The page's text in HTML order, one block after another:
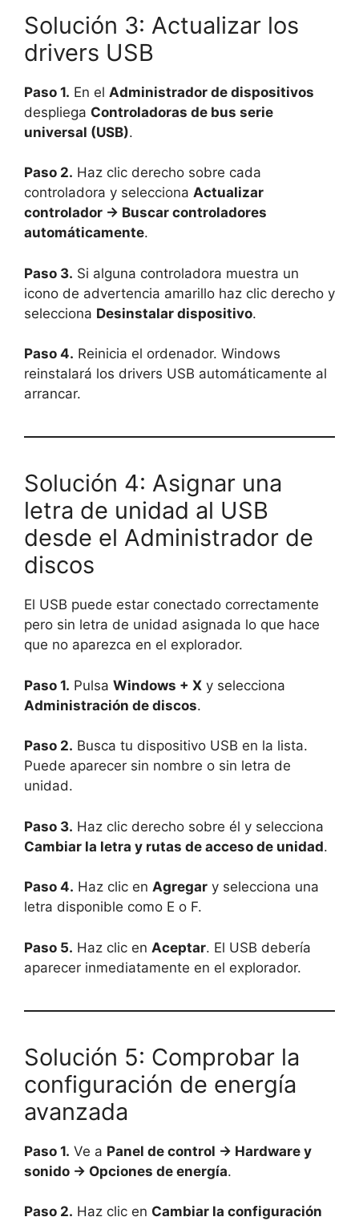
Solución 3: Actualizar los
drivers USB
Paso 1. En el Administrador de dispositivos
despliega Controladoras de bus serie
universal (USB).
Paso 2. Haz clic derecho sobre cada
controladora y selecciona Actualizar
controlador → Buscar controladores
automáticamente.
Paso 3. Si alguna controladora muestra un
icono de advertencia amarillo haz clic derecho y
selecciona Desinstalar dispositivo.
Paso 4. Reinicia el ordenador. Windows
reinstalará los drivers USB automáticamente al
arrancar.
Solución 4: Asignar una
letra de unidad al USB
desde el Administrador de
discos
El USB puede estar conectado correctamente
pero sin letra de unidad asignada lo que hace
que no aparezca en el explorador.
Paso 1. Pulsa Windows + X y selecciona
Administración de discos.
Paso 2. Busca tu dispositivo USB en la lista.
Puede aparecer sin nombre o sin letra de
unidad.
Paso 3. Haz clic derecho sobre él y selecciona
Cambiar la letra y rutas de acceso de unidad.
Paso 4. Haz clic en Agregar y selecciona una
letra disponible como E o F.
Paso 5. Haz clic en Aceptar. El USB debería
aparecer inmediatamente en el explorador.
Solución 5: Comprobar la
configuración de energía
avanzada
Paso 1. Ve a Panel de control → Hardware y
sonido → Opciones de energía.
Paso 2. Haz clic en Cambiar la configuración